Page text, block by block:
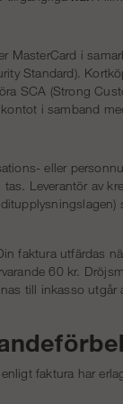
MasterCard i
Standard).
SCA (Strong
i samband
eller
Leverantör av
faktura utfärdas
60 kr.
till inkasso
faktura har